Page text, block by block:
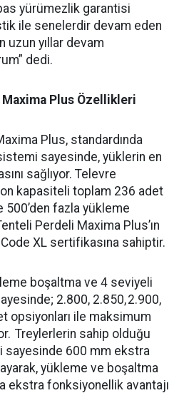
yürümezlik garantisi
ile senelerdir devam eden
uzun yıllar devam
dedi.
Plus Özellikleri
Plus, standardında
sayesinde, yüklerin en
sağlıyor. Televre
kapasiteli toplam 236 adet
500’den fazla yükleme
Perdeli Maxima Plus’ın
XL sertifikasına sahiptir.
boşaltma ve 4 seviyeli
2.800, 2.850, 2.900,
opsiyonları ile maksimum
Treylerlerin sahip olduğu
sayesinde 600 mm ekstra
yükleme ve boşaltma
ekstra fonksiyonellik avantajı